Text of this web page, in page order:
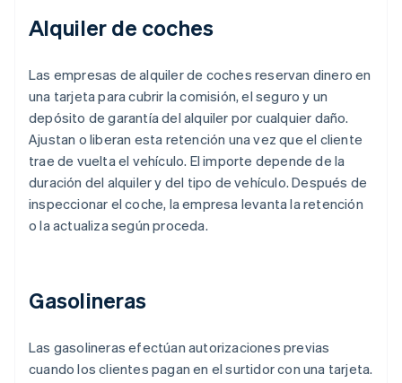
Alquiler de coches
Las empresas de alquiler de coches reservan dinero en
una tarjeta para cubrir la comisión, el seguro y un
depósito de garantía del alquiler por cualquier daño.
Ajustan o liberan esta retención una vez que el cliente
trae de vuelta el vehículo. El importe depende de la
duración del alquiler y del tipo de vehículo. Después de
inspeccionar el coche, la empresa levanta la retención
o la actualiza según proceda.
Gasolineras
Las gasolineras efectúan autorizaciones previas
cuando los clientes pagan en el surtidor con una tarjeta.